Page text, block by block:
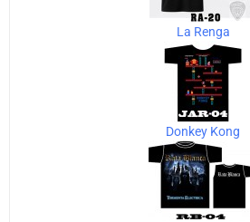
La Renga
Donkey Kong